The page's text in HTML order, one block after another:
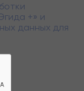
обработку
+» и
данных для